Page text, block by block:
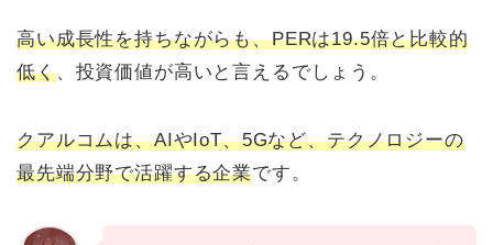
高い成長性を持ちながらも、PERは19.5倍と比較的
低く、投資価値が高いと言えるでしょう。
クアルコムは、AIやIoT、5Gなど、テクノロジーの
最先端分野で活躍する企業です。